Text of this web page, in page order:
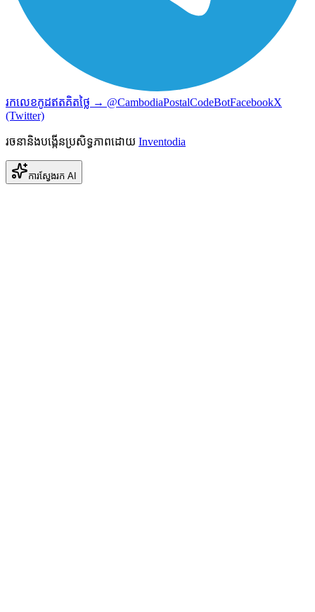
រកលេខកូដឥតគិតថ្លៃ → @CambodiaPostalCodeBotFacebookX
(Twitter)
រចនានិងបង្កើនប្រសិទ្ធភាពដោយ Inventodia
ការស្វែងរក AI